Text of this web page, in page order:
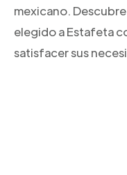
mexicano.
elegido a Estafeta
satisfacer sus